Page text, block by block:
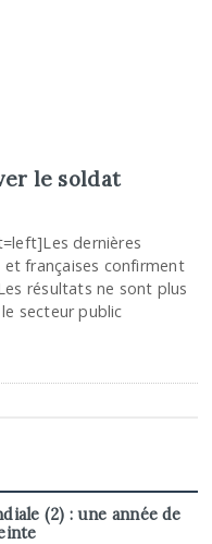
le soldat
dernières
et françaises confirment
résultats ne sont plus
secteur public
(2) : une année de